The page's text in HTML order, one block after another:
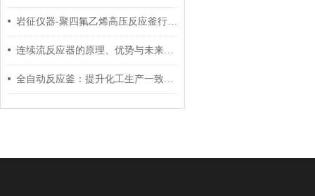
岩征仪器-聚四氟乙烯高压反应釜行业标准
连续流反应器的原理、优势与未来化工变革展望
全自动反应釜：提升化工生产一致性与安全性的关键技术装备